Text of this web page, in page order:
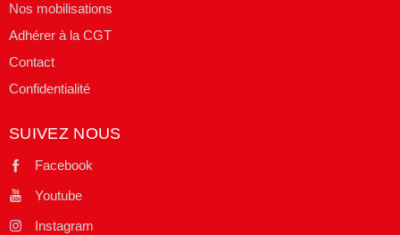
Nos mobilisations
Adhérer à la CGT
Contact
Confidentialité
SUIVEZ NOUS
Facebook
Youtube
Instagram